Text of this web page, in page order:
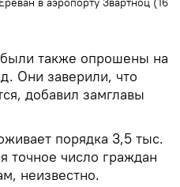
также опрошены на
Они заверили, что
добавил замглавы
порядка 3,5 тыс.
точное число граждан
неизвестно.